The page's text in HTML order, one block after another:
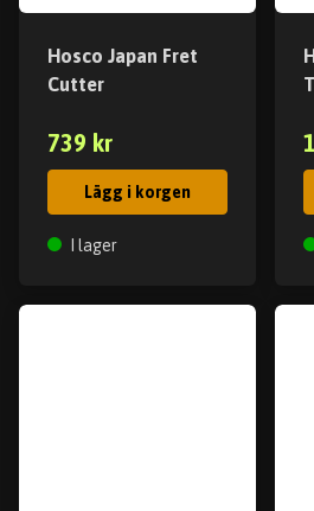
Hosco Japan Fret
Cutter
739 kr
Lägg i korgen
I lager